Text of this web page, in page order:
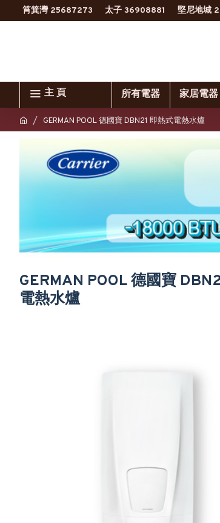
筲箕灣 25687273 太子 36908881 堅尼地城
主 頁 所有電器 家居電器
GERMAN POOL 德國寶 DBN21 即熱式電熱水爐
GERMAN POOL 德國寶
電熱水爐